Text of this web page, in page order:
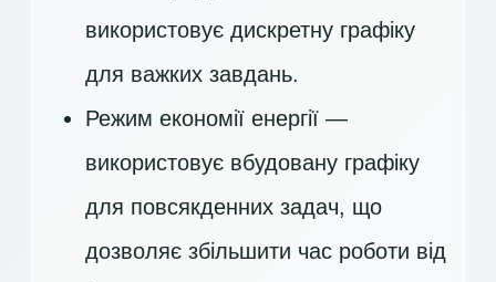
використовує дискретну графіку
для важких завдань.
Режим економії енергії —
використовує вбудовану графіку
для повсякденних задач, що
дозволяє збільшити час роботи від